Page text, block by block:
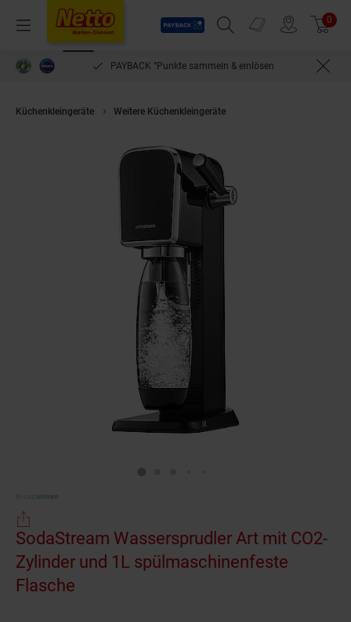
Menü
Payback
Suchfeld einblenden
Prospekte 0
PAYBACK °Punkte sammeln & einlösen
Küchenkleingeräte Weitere Küchenkleingeräte
SodaStream Wassersprudler Art mit CO2-
Zylinder und 1L spülmaschinenfeste
Flasche